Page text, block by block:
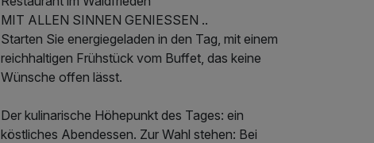
MIT ALLEN SINNEN GENIESSEN ..
Starten Sie energiegeladen in den Tag, mit einem
reichhaltigen Frühstück vom Buffet, das keine
Wünsche offen lässt.
Der kulinarische Höhepunkt des Tages: ein
köstliches Abendessen. Zur Wahl stehen: Bei